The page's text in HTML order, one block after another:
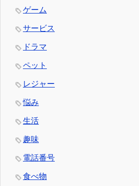
ゲーム
サービス
ドラマ
ペット
レジャー
悩み
生活
趣味
電話番号
食べ物